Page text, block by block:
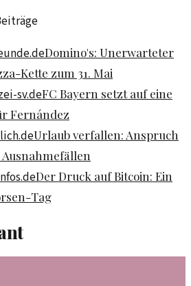
Domino's: Unerwarteter
Kette zum 31. Mai
sv.deFC Bayern setzt auf eine
Fernández
Urlaub verfallen: Anspruch
Der Druck auf Bitcoin: Ein
Tag